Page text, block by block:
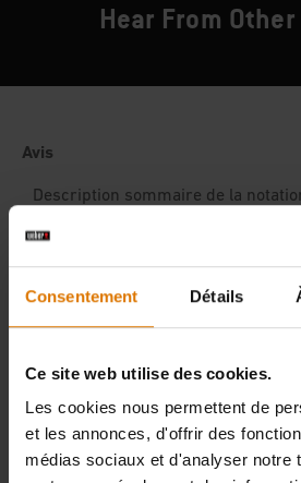
Consentement Détails
Ce site web utilise des cookies.
Les cookies nous permettent de
et les annonces, d'offrir des
médias sociaux et d'analyser notre
Hear From